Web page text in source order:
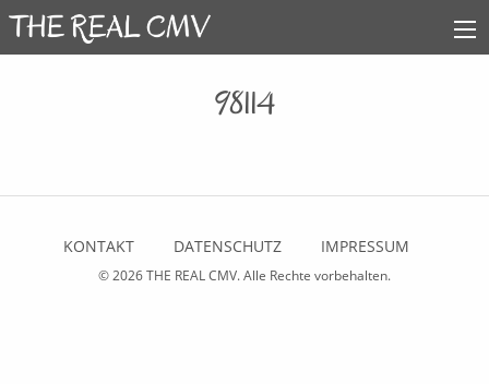
98114
KONTAKT DATENSCHUTZ IMPRESSUM
© 2026THE REAL CMV. Alle Rechte vorbehalten.